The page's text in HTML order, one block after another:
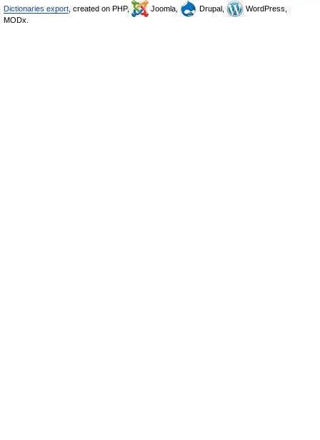
Dictionaries export , created on PHP, Joomla, Drupal,
WordPress,
MODx.